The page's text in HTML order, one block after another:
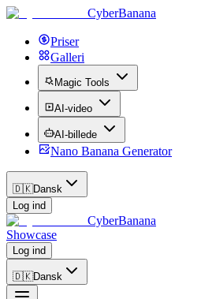
CyberBanana
Priser
Galleri
Magic Tools
AI-video
AI-billede
Nano Banana Generator
🇩🇰Dansk
Log ind
CyberBanana
Showcase
Log ind
🇩🇰Dansk